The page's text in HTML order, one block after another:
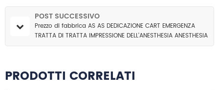
POST SUCCESSIVO
Prezzo di fabbrica AS AS DEDICAZIONE CART EMERGENZA
TRATTA DI TRATTA IMPRESSIONE DELL'ANESTHESIA ANESTHESIA
PER IL TROLLEGGIO PER
PRODOTTI CORRELATI